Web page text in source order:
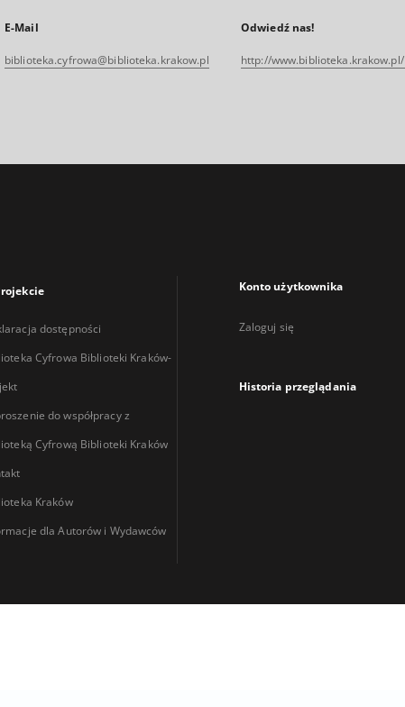
E-Mail
biblioteka.cyfrowa@biblioteka.krakow.pl
Odwiedź nas!
http://www.biblioteka.krakow.pl/
dostępności
Cyfrowa Biblioteki Kraków-
do współpracy z
Cyfrową Biblioteki Kraków
Kraków
dla Autorów i Wydawców
Konto użytkownika
Zaloguj się
Historia przeglądania